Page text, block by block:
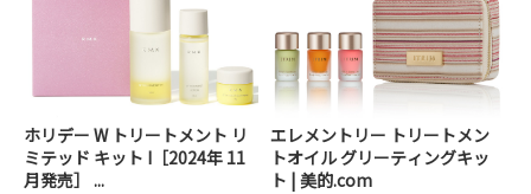
ホリデー W トリートメント リ
ミテッド キット I［2024年 11
月発売］ ...
エレメントリー トリートメン
トオイル グリーティングキッ
ト | 美的.com